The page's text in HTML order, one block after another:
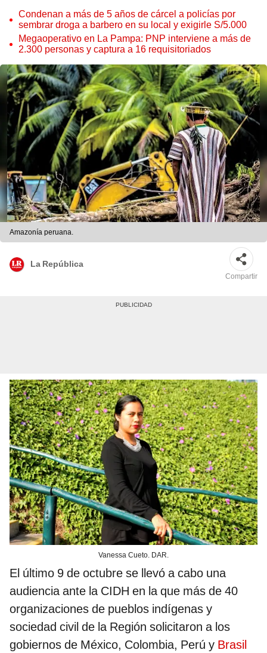
Condenan a más de 5 años de cárcel a policías por
sembrar droga a barbero en su local y exigirle S/5.000
Megaoperativo en La Pampa: PNP interviene a más de
2.300 personas y captura a 16 requisitoriados
Amazonía peruana.
La República
Compartir
Vanessa Cueto. DAR.
El último 9 de octubre se llevó a cabo una
audiencia ante la CIDH en la que más de 40
organizaciones de pueblos indígenas y
sociedad civil de la Región solicitaron a los
gobiernos de México, Colombia, Perú y Brasil